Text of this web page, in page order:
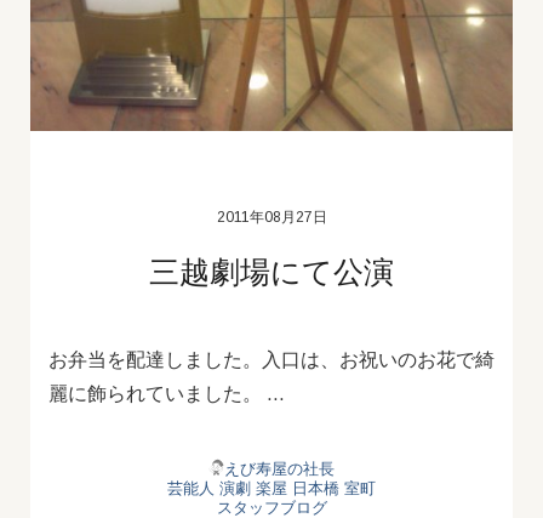
2011年08月27日
三越劇場にて公演
お弁当を配達しました。入口は、お祝いのお花で綺
麗に飾られていました。 …
えび寿屋の社長
芸能人 演劇 楽屋 日本橋 室町
スタッフブログ